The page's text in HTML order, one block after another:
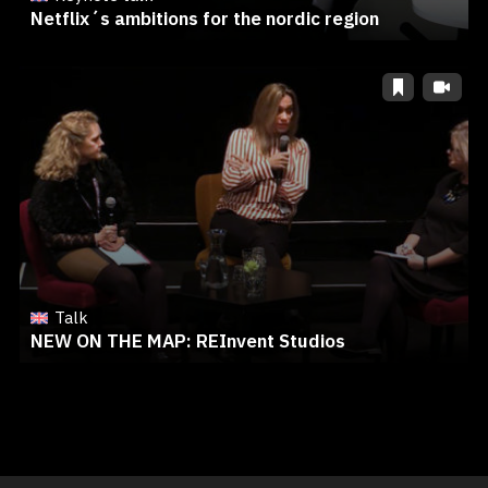
Netflix´s ambitions for the nordic region
Talk
NEW ON THE MAP: REInvent Studios